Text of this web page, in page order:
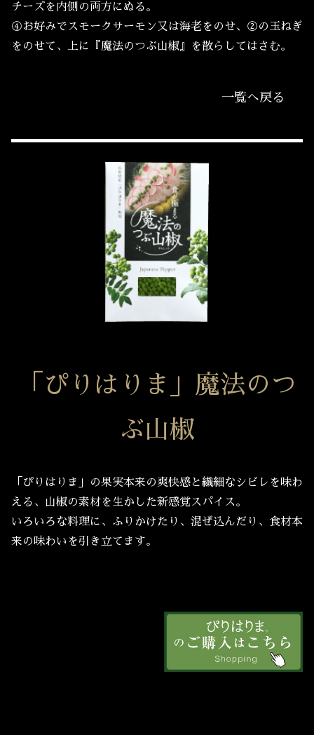
チーズを内側の両方にぬる。
④お好みでスモークサーモン又は海老をのせ、②の玉ねぎ
をのせて、上に『魔法のつぶ山椒』を散らしてはさむ。
一覧へ戻る
「ぴりはりま」魔法のつ
ぶ山椒
「ぴりはりま」の果実本来の爽快感と繊細なシビレを味わ
える、山椒の素材を生かした新感覚スパイス。
いろいろな料理に、ふりかけたり、混ぜ込んだり、食材本
来の味わいを引き立てます。